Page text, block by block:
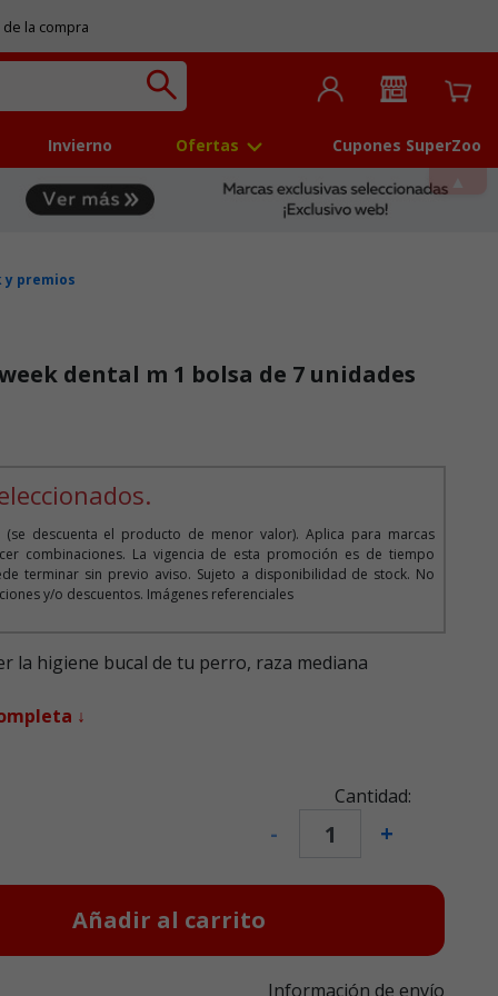
la compra
Invierno Ofertas Cupones SuperZoo
y premios
dental m 1 bolsa de 7 unidades
descuenta el producto de menor valor). Aplica para marcas
combinaciones. La vigencia de esta promoción es de tiempo
terminar sin previo aviso. Sujeto a disponibilidad de stock. No
y/o descuentos. Imágenes referenciales
la higiene bucal de tu perro, raza mediana
↓
Cantidad:
- +
Añadir al carrito
Información de envío